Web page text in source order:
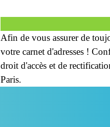
Afin de vous assurer de
votre carnet d'adresses !
droit d'accès et de
Paris.